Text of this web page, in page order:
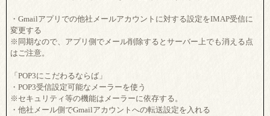
・Gmailアプリでの他社メールアカウントに対する設定をIMAP受信に
変更する
※同期なので、アプリ側でメール削除するとサーバー上でも消える点
はご注意。
「POP3にこだわるならば」
・POP3受信設定可能なメーラーを使う
※セキュリティ等の機能はメーラーに依存する。
・他社メール側でGmailアカウントへの転送設定を入れる